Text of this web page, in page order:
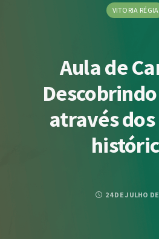
VITORIA RÉGIA
Aula de
através
24 DE JULHO